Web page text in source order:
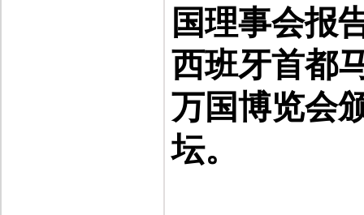
国理事会报
西班牙首都
万国博览会
坛。